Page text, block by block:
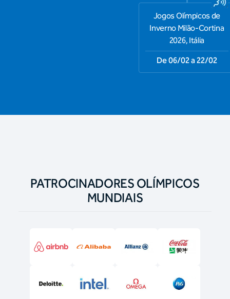
Jogos Olímpicos de
Inverno Milão-Cortina
2026, Itália
De 06/02 a 22/02
PATROCINADORES OLÍMPICOS
MUNDIAIS